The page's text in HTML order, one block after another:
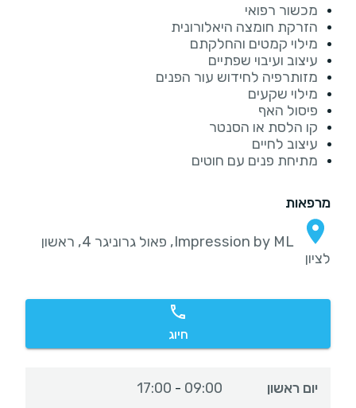
מכשור רפואי
הזרקת חומצה היאלורונית
מילוי קמטים והחלקתם
עיצוב ועיבוי שפתיים
מזותרפיה לחידוש עור הפנים
מילוי שקעים
פיסול האף
קו הלסת או הסנטר
עיצוב לחיים
מתיחת פנים עם חוטים
מרפאות
Impression by ML, פאול גרוניגר 4, ראשון
לציון
חיוג
יום ראשון 09:00
-
17:00